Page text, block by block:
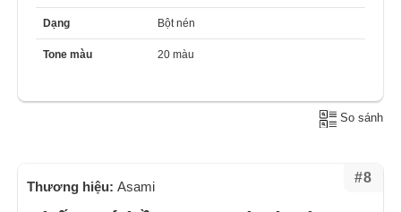
Dạng Bột nén
Tone màu 20 màu
So sánh
#8
Thương hiệu: Asami